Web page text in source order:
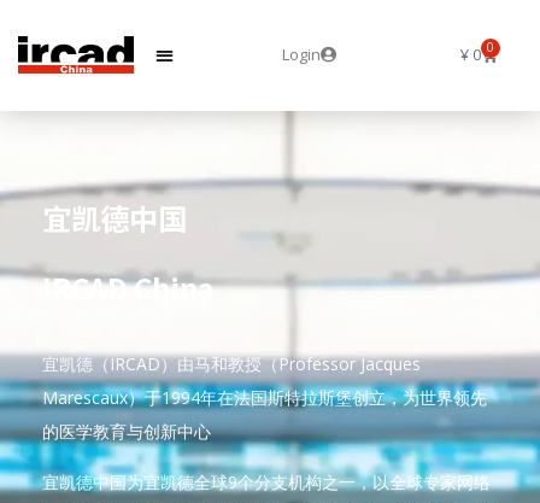
Login ¥0 0
宜凯德中国
IRCAD China
宜凯德（IRCAD）由马和教授（Professor Jacques
Marescaux）于1994年在法国斯特拉斯堡创立，为世界领先
的医学教育与创新中心
宜凯德中国为宜凯德全球9个分支机构之一，以全球专家网络